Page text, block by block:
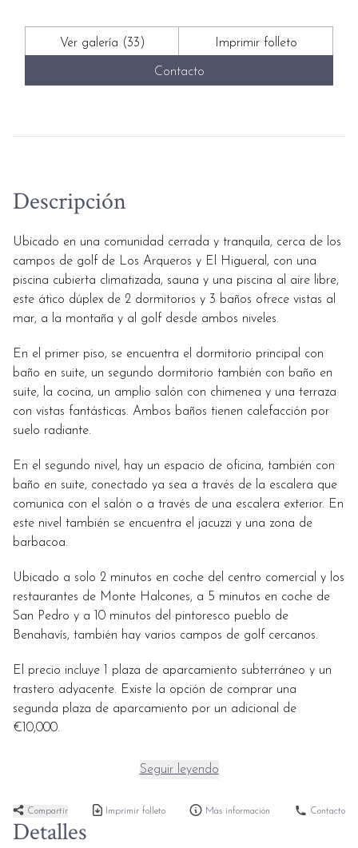
Ver galería (33) Imprimir folleto
Contacto
Descripción
Ubicado en una comunidad cerrada y tranquila, cerca de los
campos de golf de Los Arqueros y El Higueral, con una
piscina cubierta climatizada, sauna y una piscina al aire libre,
este ático dúplex de 2 dormitorios y 3 baños ofrece vistas al
mar, a la montaña y al golf desde ambos niveles.
En el primer piso, se encuentra el dormitorio principal con
baño en suite, un segundo dormitorio también con baño en
suite, la cocina, un amplio salón con chimenea y una terraza
con vistas fantásticas. Ambos baños tienen calefacción por
suelo radiante.
En el segundo nivel, hay un espacio de oficina, también con
baño en suite, conectado ya sea a través de la escalera que
comunica con el salón o a través de una escalera exterior. En
este nivel también se encuentra el jacuzzi y una zona de
barbacoa.
Ubicado a solo 2 minutos en coche del centro comercial y los
restaurantes de Monte Halcones, a 5 minutos en coche de
San Pedro y a 10 minutos del pintoresco pueblo de
Benahavís, también hay varios campos de golf cercanos.
El precio incluye 1 plaza de aparcamiento subterráneo y un
trastero adyacente. Existe la opción de comprar una
segunda plaza de aparcamiento por un adicional de
€10,000.
Seguir leyendo
Compartir Imprimir folleto Más información Contacto
Detalles